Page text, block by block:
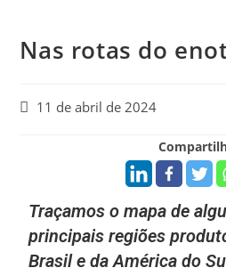
Nas rotas do
11 de abril de 2024
Traçamos o mapa de
principais regiões
Brasil e da América do